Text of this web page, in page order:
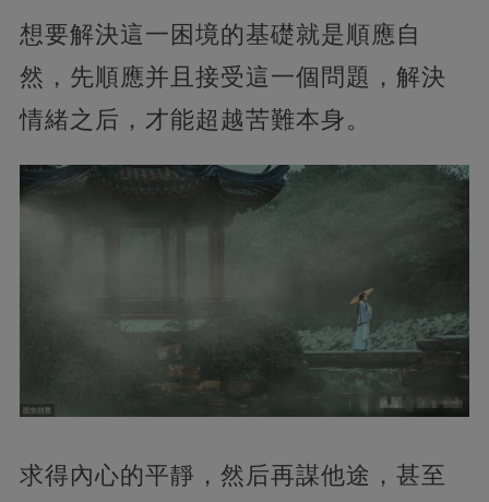
想要解決這一困境的基礎就是順應自
然，先順應并且接受這一個問題，解決
情緒之后，才能超越苦難本身。
求得內心的平靜，然后再謀他途，甚至